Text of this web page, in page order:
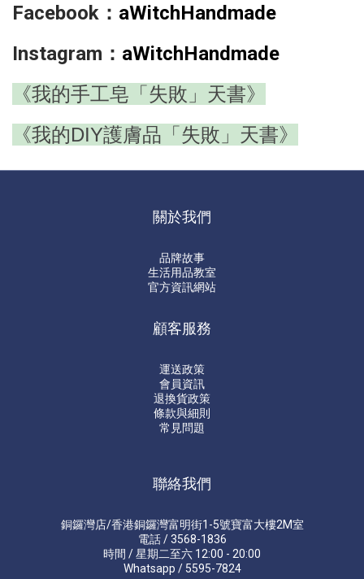
Facebook： aWitchHandmade
Instagram： aWitchHandmade
《我的手工皂「失敗」天書》
《我的DIY護膚品「失敗」天書》
關於我們
品牌故事
生活用品教室
官方資訊網站
顧客服務
運送政策
會員資訊
退換貨政策
條款與細則
常見問題
聯絡我們
銅鑼灣店/香港銅鑼灣富明街1-5號寶富大樓2M室
電話 / 3568-1836
時間 / 星期二至六 12:00 - 20:00
Whatsapp / 5595-7824